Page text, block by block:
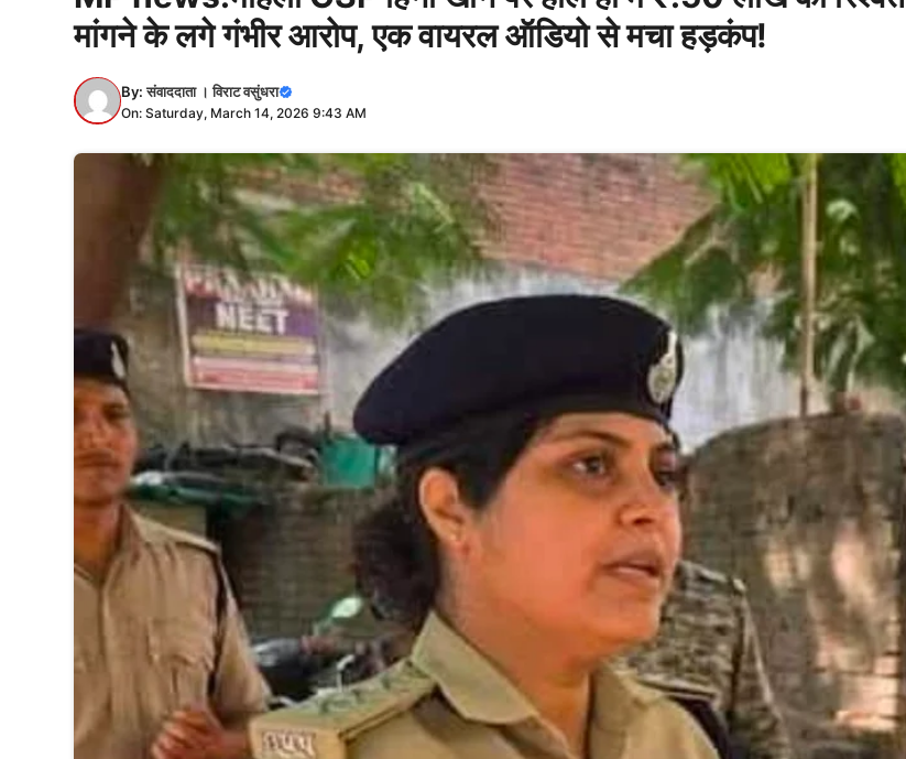
मांगने के लगे गंभीर आरोप, एक वायरल ऑडियो से मचा हड़कंप!
By:संवाददाता । विराट वसुंधरा
On: Saturday, March 14, 2026 9:43 AM